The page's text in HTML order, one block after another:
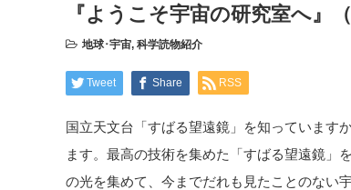
『ようこそ宇宙の研究室へ』
地球･宇宙, 科学読物紹介
Tweet Share RSS
国立天文台「すばる望遠鏡」を知っています
ます。最高の技術を集めた「すばる望遠鏡」
の光を集めて、今までだれも見たことのない